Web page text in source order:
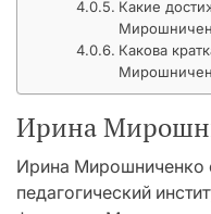
Какие
Какова
Ирина
Ирина Мирошниченко
педагогический